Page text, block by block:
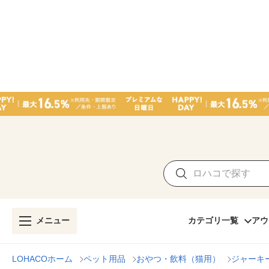
メニュー カテゴリ一覧 ア
LOHACOホーム ペット用品 おやつ・飲料（猫用） ジャーキ